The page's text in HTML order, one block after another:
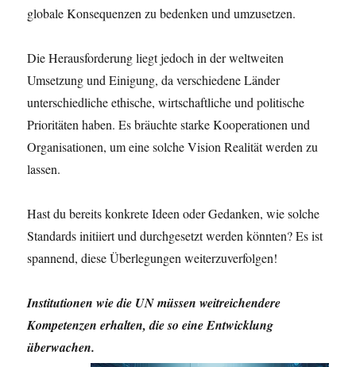
globale Konsequenzen zu bedenken und umzusetzen.
Die Herausforderung liegt jedoch in der weltweiten
Umsetzung und Einigung, da verschiedene Länder
unterschiedliche ethische, wirtschaftliche und politische
Prioritäten haben. Es bräuchte starke Kooperationen und
Organisationen, um eine solche Vision Realität werden zu
lassen.
Hast du bereits konkrete Ideen oder Gedanken, wie solche
Standards initiiert und durchgesetzt werden könnten? Es ist
spannend, diese Überlegungen weiterzuverfolgen!
Institutionen wie die UN müssen weitreichendere
Kompetenzen erhalten, die so eine Entwicklung
überwachen.